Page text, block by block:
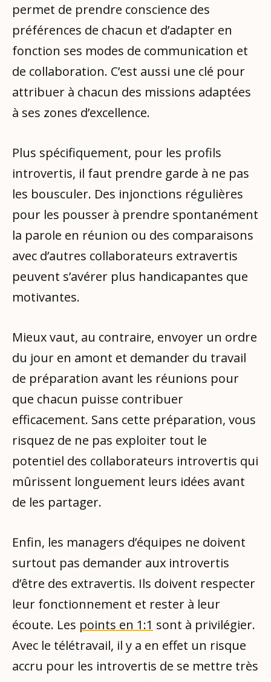
permet de prendre conscience des
préférences de chacun et d’adapter en
fonction ses modes de communication et
de collaboration. C’est aussi une clé pour
attribuer à chacun des missions adaptées
à ses zones d’excellence.
Plus spécifiquement, pour les profils
introvertis, il faut prendre garde à ne pas
les bousculer. Des injonctions régulières
pour les pousser à prendre spontanément
la parole en réunion ou des comparaisons
avec d’autres collaborateurs extravertis
peuvent s’avérer plus handicapantes que
motivantes.
Mieux vaut, au contraire, envoyer un ordre
du jour en amont et demander du travail
de préparation avant les réunions pour
que chacun puisse contribuer
efficacement. Sans cette préparation, vous
risquez de ne pas exploiter tout le
potentiel des collaborateurs introvertis qui
mûrissent longuement leurs idées avant
de les partager.
Enfin, les managers d’équipes ne doivent
surtout pas demander aux introvertis
d’être des extravertis. Ils doivent respecter
leur fonctionnement et rester à leur
écoute. Les points en 1:1 sont à privilégier.
Avec le télétravail, il y a en effet un risque
accru pour les introvertis de se mettre très